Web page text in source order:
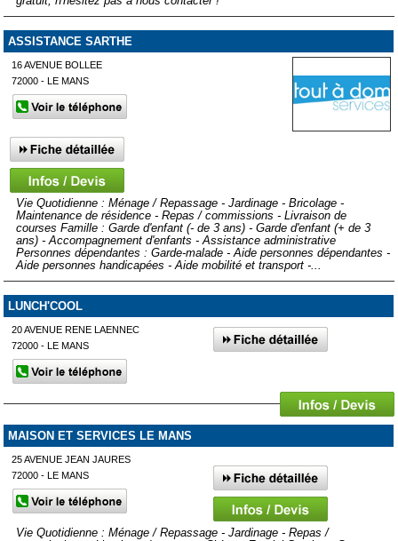
ASSISTANCE SARTHE
16 AVENUE BOLLEE
72000 - LE MANS
Vie Quotidienne : Ménage / Repassage - Jardinage - Bricolage -
Maintenance de résidence - Repas / commissions - Livraison de
courses Famille : Garde d'enfant (- de 3 ans) - Garde d'enfant (+ de 3
ans) - Accompagnement d'enfants - Assistance administrative
Personnes dépendantes : Garde-malade - Aide personnes dépendantes -
Aide personnes handicapées - Aide mobilité et transport -...
LUNCH'COOL
20 AVENUE RENE LAENNEC
72000 - LE MANS
MAISON ET SERVICES LE MANS
25 AVENUE JEAN JAURES
72000 - LE MANS
Vie Quotidienne : Ménage / Repassage - Jardinage - Repas /